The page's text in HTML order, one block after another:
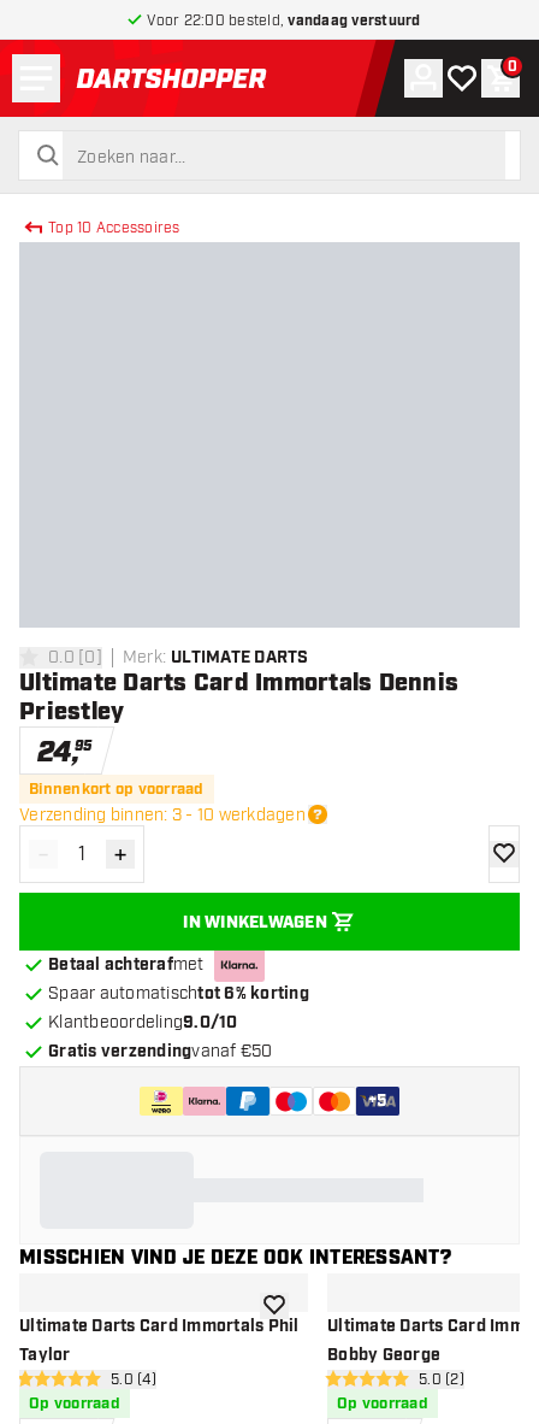
Voor 22:00 besteld,vandaag verstuurd
terug naar home pagina
zoeken
zoeken
Account
Mijn 0
Top 10 Accessoires
0 score sterren
0.0 [0] Merk: ULTIMATE DARTS
Ultimate Darts Card Immortals Dennis
Priestley
24,95
Binnenkort op voorraad
Verzending binnen: 3 - 10 werkdagen
Verminder hoeveelheid
- Verhoog hoeveelheid
+
IN WINKELWAGEN
Betaal achterafmet
Spaar automatischtot 6% korting
Klantbeoordeling9.0/10
Gratis verzendingvanaf €50
+5
MISSCHIEN VIND JE DEZE OOK INTERESSANT?
Ultimate Darts Card Immortals Phil
Taylor
open reviews drawer
5 score sterren5.0 (4)
Op voorraad
toevoegen aan verlanglijst
Ultimate Darts Card
Bobby George
open reviews
5 score sterren5.0 (2)
Op voorraad